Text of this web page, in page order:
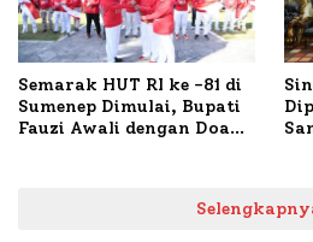
Semarak HUT RI ke -81 di
Sumenep Dimulai, Bupati
Fauzi Awali dengan Doa